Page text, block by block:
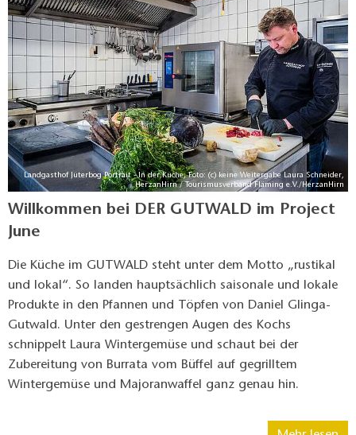
Landgasthof Jüterbog Portrait - In der Küche, Foto: (c) keine Weitergabe Laura Schneider,
HerzanHirn / Tourismusverband Fläming e.V./HerzanHirn
Willkommen bei DER GUTWALD im Project
June
Die Küche im GUTWALD steht unter dem Motto „rustikal
und lokal“. So landen hauptsächlich saisonale und lokale
Produkte in den Pfannen und Töpfen von Daniel Glinga-
Gutwald. Unter den gestrengen Augen des Kochs
schnippelt Laura Wintergemüse und schaut bei der
Zubereitung von Burrata vom Büffel auf gegrilltem
Wintergemüse und Majoranwaffel ganz genau hin.